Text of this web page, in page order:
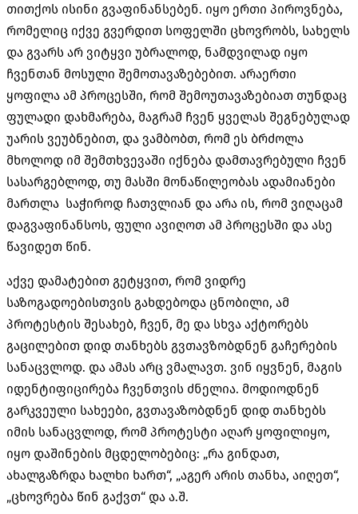
თითქოს ისინი გვაფინანსებენ. იყო ერთი პიროვნება,
რომელიც იქვე გვერდით სოფელში ცხოვრობს, სახელს
და გვარს არ ვიტყვი უბრალოდ, ნამდვილად იყო
ჩვენთან მოსული შემოთავაზებებით. არაერთი
ყოფილა ამ პროცესში, რომ შემოუთავაზებიათ თუნდაც
ფულადი დახმარება, მაგრამ ჩვენ ყველას შეგნებულად
უარის ვეუბნებით, და ვამბობთ, რომ ეს ბრძოლა
მხოლოდ იმ შემთხვევაში იქნება დამთავრებული ჩვენ
სასარგებლოდ, თუ მასში მონაწილეობას ადამიანები
მართლა საჭიროდ ჩათვლიან და არა ის, რომ ვიღაცამ
დაგვაფინანსოს, ფული ავიღოთ ამ პროცესში და ასე
წავიდეთ წინ.
აქვე დამატებით გეტყვით, რომ ვიდრე
საზოგადოებისთვის გახდებოდა ცნობილი, ამ
პროტესტის შესახებ, ჩვენ, მე და სხვა აქტორებს
გაცილებით დიდ თანხებს გვთავზობდნენ გაჩერების
სანაცვლოდ. და ამას არც ვმალავთ. ვინ იყვნენ, მაგის
იდენტიფიცირება ჩვენთვის ძნელია. მოდიოდნენ
გარკვეული სახეები, გვთავაზობდნენ დიდ თანხებს
იმის სანაცვლოდ, რომ პროტესტი აღარ ყოფილიყო,
იყო დაშინების მცდელობებიც: „რა გინდათ,
ახალგაზრდა ხალხი ხართ“, „აგერ არის თანხა, აიღეთ“,
„ცხოვრება წინ გაქვთ“ და ა.შ.